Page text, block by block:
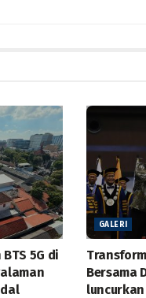
5G di
GALERI
Bersama